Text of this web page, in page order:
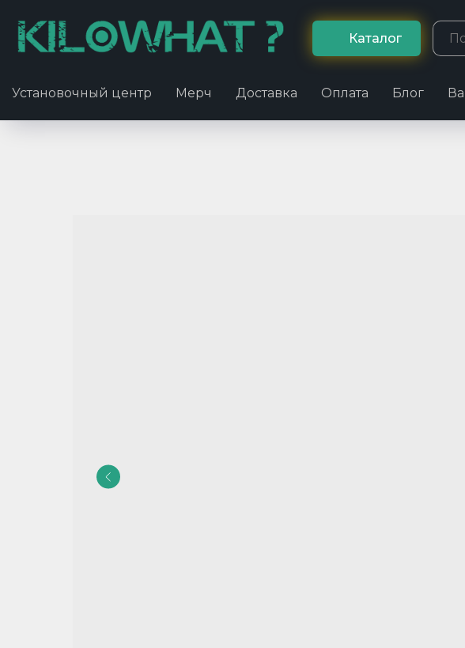
Каталог
Установочный центр Мерч Доставка Оплата Блог